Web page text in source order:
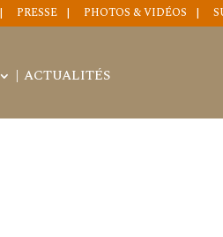
PRESSE PHOTOS & VIDÉOS
ACTUALITÉS